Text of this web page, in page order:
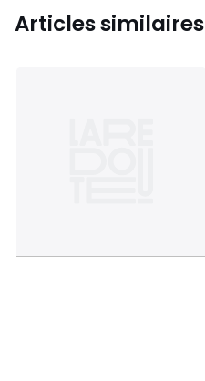
Articles similaires